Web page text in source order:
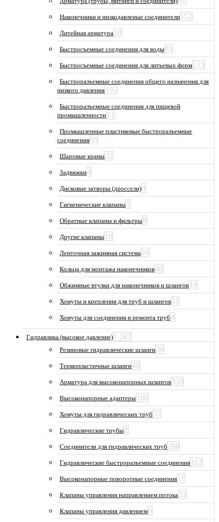
Наконечники и низкодавленые соединители 152
Литейная арматура 10
Быстросъемные соединения для воды85
Быстросъемные соединения для литьевых форм 133
Быстроразъемные соединения общего назначения для
низкого давления 195
Быстроразъемные соединения для пищевой
промышленности21
Промышленные пластиковые быстроразъемные
соединения65
Шаровые краны32
Задвижки4
Дисковые затворы (дроссели)4
Гигиенические клапаны 1
Обратные клапаны и фильтры8
Другие клапаны 10
Ленточная зажимная система26
Кольца для монтажа наконечников40
Обжимные втулки для наконечников и шлангов 19
Хомуты и крепления для труб и шлангов 11
Хомуты для соединения и ремонта труб4
Гидравлика (высокое давление) 1 287
Резиновые гидравлические шланги36
Термопластичные шланги48
Арматура для высоконапорных шлангов339
Высоконапорные адаптеры 160
Хомуты для гидравлических труб 55
Гидравлические трубы2
Соединители для гидравлических труб 288
Гидравлические быстроразъемные соединения 162
Высоконапорные поворотные соединения 11
Клапаны управления направлением потока33
Клапаны управления давлением6